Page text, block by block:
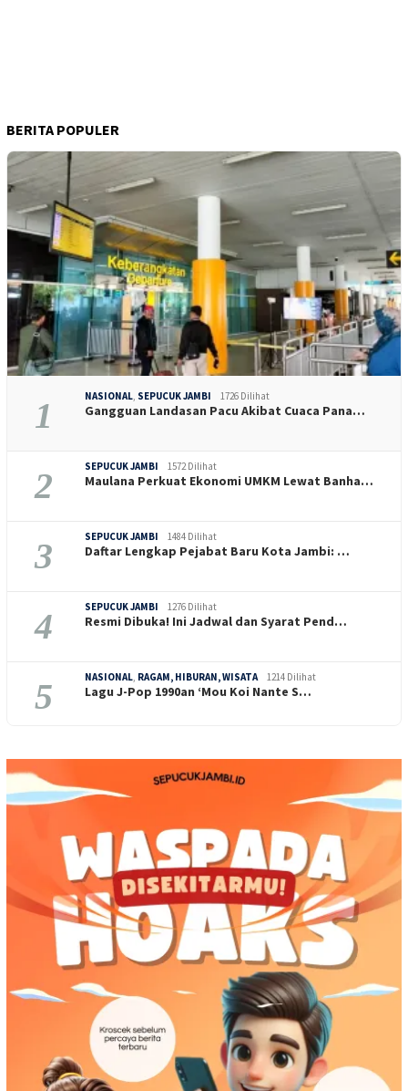
BERITA POPULER
1 NASIONAL SEPUCUK JAMBI 1726 Dilihat
Gangguan Landasan Pacu Akibat Cuaca Pana…
2 SEPUCUK JAMBI 1572 Dilihat
Maulana Perkuat Ekonomi UMKM Lewat Banha…
3 SEPUCUK JAMBI 1484 Dilihat
Daftar Lengkap Pejabat Baru Kota Jambi: …
4 SEPUCUK JAMBI 1276 Dilihat
Resmi Dibuka! Ini Jadwal dan Syarat Pend…
5 NASIONAL RAGAM, HIBURAN, WISATA 1214 Dilihat
Lagu J-Pop 1990an ‘Mou Koi Nante S…